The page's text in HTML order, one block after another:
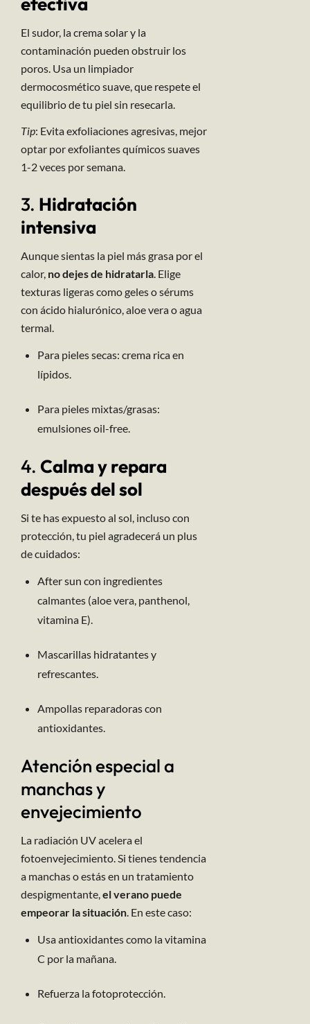
El sudor, la crema solar y la
contaminación pueden obstruir los
poros. Usa un limpiador
dermocosmético suave, que respete el
equilibrio de tu piel sin resecarla.
Tip: Evita exfoliaciones agresivas, mejor
optar por exfoliantes químicos suaves
1-2 veces por semana.
3. Hidratación
intensiva
Aunque sientas la piel más grasa por el
calor, no dejes de hidratarla. Elige
texturas ligeras como geles o sérums
con ácido hialurónico, aloe vera o agua
termal.
Para pieles secas: crema rica en
lípidos.
Para pieles mixtas/grasas:
emulsiones oil-free.
4. Calma y repara
después del sol
Si te has expuesto al sol, incluso con
protección, tu piel agradecerá un plus
de cuidados:
After sun con ingredientes
calmantes (aloe vera, panthenol,
vitamina E).
Mascarillas hidratantes y
refrescantes.
Ampollas reparadoras con
antioxidantes.
Atención especial a
manchas y
envejecimiento
La radiación UV acelera el
fotoenvejecimiento. Si tienes tendencia
a manchas o estás en un tratamiento
despigmentante,el verano puede
empeorar la situación. En este caso:
Usa antioxidantes como la vitamina
C por la mañana.
Refuerza la fotoprotección.